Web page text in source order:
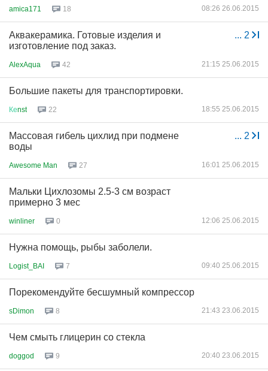
amica171 18 08:26 26.06.2015
... 2
Аквакерамика. Готовые изделия и
изготовление под заказ.
AlexAqua 42 21:15 25.06.2015
Большие пакеты для транспортировки.
Кеnst 22 18:55 25.06.2015
... 2
Массовая гибель цихлид при подмене
воды
Awesome Man 27 16:01 25.06.2015
Мальки Цихлозомы 2.5-3 см возраст
примерно 3 мес
winliner 0 12:06 25.06.2015
Нужна помощь, рыбы заболели.
Logist_BAI 7 09:40 25.06.2015
Порекомендуйте бесшумный компрессор
sDimon 8 21:43 23.06.2015
Чем смыть глицерин со стекла
doggod 9 20:40 23.06.2015